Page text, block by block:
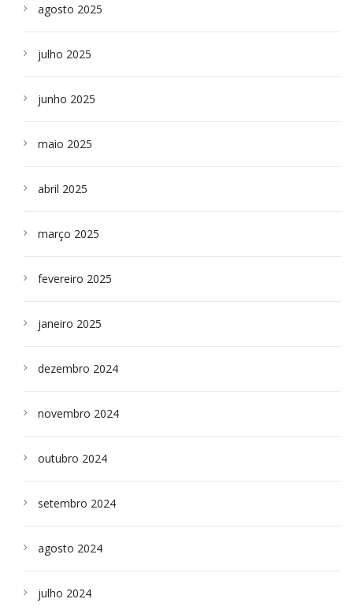
agosto 2025
julho 2025
junho 2025
maio 2025
abril 2025
março 2025
fevereiro 2025
janeiro 2025
dezembro 2024
novembro 2024
outubro 2024
setembro 2024
agosto 2024
julho 2024